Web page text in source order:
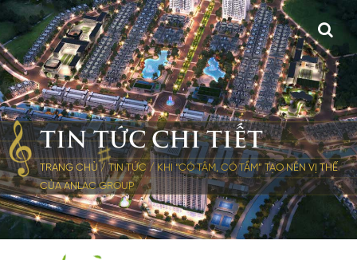
TIN TỨC CHI TIẾT
TRANG CHỦ /TIN TỨC /KHI “CÓ TÂM, CÓ TẦM” TẠO NÊN VỊ THẾ
CỦA ANLAC GROUP